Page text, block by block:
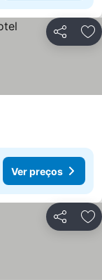
Partilhar
Ver preços
Partilhar